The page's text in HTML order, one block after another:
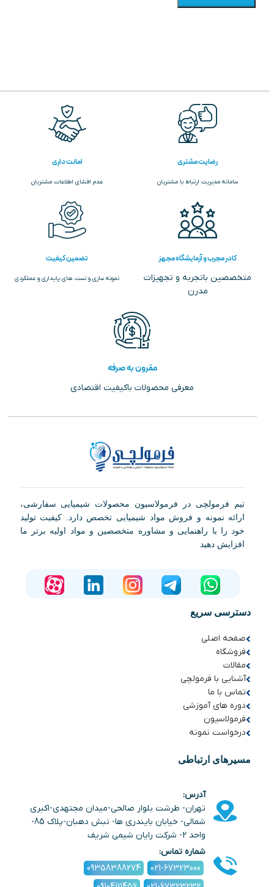
رضایت مشتری
سامانه مدیریت ارتباط با مشتریان
امانت داری
عدم افشای اطلاعات مشتریان
کادر مجرب و آزمایشگاه مجهز
متخصصین باتجربه و تجهیزات
مدرن
تضمین کیفیت
نمونه سازی و تست های پایداری و عملکردی
مقرون به صرفه
معرفی محصولات باکیفیت اقتصادی
تیم فرمولچی در فرمولاسیون محصولات شیمیایی سفارشی،
ارائه نمونه و فروش مواد شیمیایی تخصص دارد. کیفیت تولید
خود را با راهنمایی و مشاوره متخصصین و مواد اولیه برتر ما
افزایش دهید
دسترسی سریع
صفحه اصلی
فروشگاه
مقالات
آشنایی با فرمولچی
تماس با ما
دوره های آموزشی
فرمولاسیون
درخواست نمونه
مسیرهای ارتباطی
آدرس:
تهران- طرشت بلوار صالحی-میدان مجتهدی-اکبری
شمالی- خیابان بایندری ها- نبش دهبان-پلاک 85-
واحد 2- شرکت رایان شیمی شریف
شماره تماس:
021-67323000
09358388274